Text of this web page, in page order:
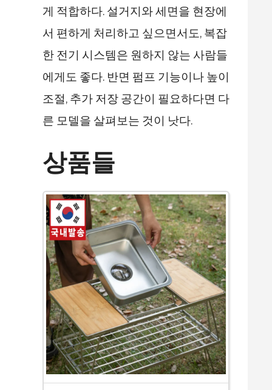
게 적합하다. 설거지와 세면을 현장에
서 편하게 처리하고 싶으면서도, 복잡
한 전기 시스템은 원하지 않는 사람들
에게도 좋다. 반면 펌프 기능이나 높이
조절, 추가 저장 공간이 필요하다면 다
른 모델을 살펴보는 것이 낫다.
상품들